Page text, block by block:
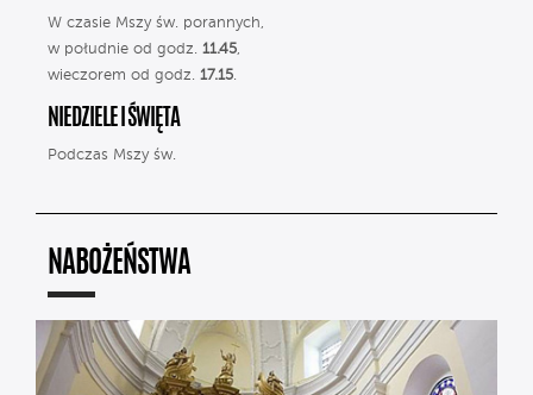
W czasie Mszy św. porannych,
w południe od godz. 11.45,
wieczorem od godz. 17.15.
NIEDZIELE I ŚWIĘTA
Podczas Mszy św.
NABOŻEŃSTWA